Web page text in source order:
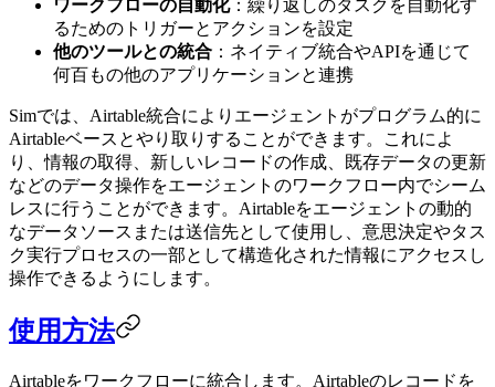
ワークフローの自動化：繰り返しのタスクを自動化す
るためのトリガーとアクションを設定
他のツールとの統合 ：ネイティブ統合やAPIを通じて
何百もの他のアプリケーションと連携
Simでは、Airtable統合によりエージェントがプログラム的に
Airtableベースとやり取りすることができます。これによ
り、情報の取得、新しいレコードの作成、既存データの更新
などのデータ操作をエージェントのワークフロー内でシーム
レスに行うことができます。Airtableをエージェントの動的
なデータソースまたは送信先として使用し、意思決定やタス
ク実行プロセスの一部として構造化された情報にアクセスし
操作できるようにします。
使用方法
Airtableをワークフローに統合します。Airtableのレコードを